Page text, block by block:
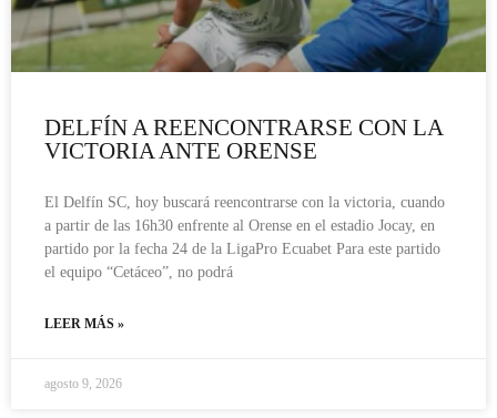
DELFÍN A REENCONTRARSE CON LA
VICTORIA ANTE ORENSE
El Delfín SC, hoy buscará reencontrarse con la victoria, cuando
a partir de las 16h30 enfrente al Orense en el estadio Jocay, en
partido por la fecha 24 de la LigaPro Ecuabet Para este partido
el equipo “Cetáceo”, no podrá
LEER MÁS »
agosto 9, 2026